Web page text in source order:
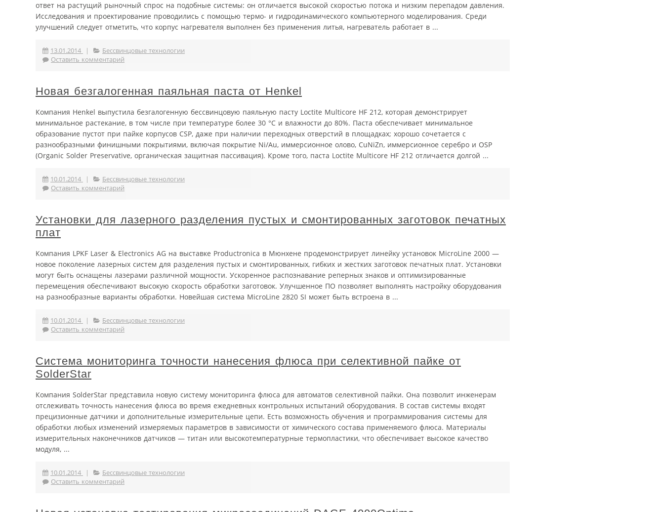
ответ на растущий рыночный спрос на подобные системы: он отличается высокой скоростью потока и низким перепадом давления.
Исследования и проектирование проводились с помощью термо- и гидродинамического компьютерного моделирования. Среди
улучшений следует отметить, что корпус нагревателя выполнен без применения литья, нагреватель работает в ...
13.01.2014 |
Бессвинцовые технологии
Оставить комментарий
Новая безгалогенная паяльная паста от Henkel
Компания Henkel выпустила безгалогенную бессвинцовую паяльную пасту Loctite Multicore HF 212, которая демонстрирует
минимальное растекание, в том числе при температуре более 30 °С и влажности до 80%. Паста обеспечивает минимальное
образование пустот при пайке корпусов CSP, даже при наличии переходных отверстий в площадках; хорошо сочетается с
разнообразными финишными покрытиями, включая покрытие Ni/Au, иммерсионное олово, CuNiZn, иммерсионное серебро и OSP
(Organic Solder Preservative, органическая защитная пассивация). Кроме того, паста Loctite Multicore HF 212 отличается долгой ...
10.01.2014 |
Бессвинцовые технологии
Оставить комментарий
Установки для лазерного разделения пустых и смонтированных заготовок печатных
плат
Компания LPKF Laser & Electronics AG на выставке Productronica в Мюнхене продемонстрирует линейку установок MicroLine 2000 —
новое поколение лазерных систем для разделения пустых и смонтированных, гибких и жестких заготовок печатных плат. Установки
могут быть оснащены лазерами различной мощности. Ускоренное распознавание реперных знаков и оптимизированные
перемещения обеспечивают высокую скорость обработки заготовок. Улучшенное ПО позволяет выполнять настройку оборудования
на разнообразные варианты обработки. Новейшая система MicroLine 2820 SI может быть встроена в ...
10.01.2014 |
Бессвинцовые технологии
Оставить комментарий
Система мониторинга точности нанесения флюса при селективной пайке от
SolderStar
Компания SolderStar представила новую систему мониторинга флюса для автоматов селективной пайки. Она позволит инженерам
отслеживать точность нанесения флюса во время ежедневных контрольных испытаний оборудования. В состав системы входят
прецизионные датчики и дополнительные измерительные цепи. Есть возможность обучения и программирования системы для
обработки любых изменений измеряемых параметров в зависимости от химического состава применяемого флюса. Материалы
измерительных наконечников датчиков — титан или высокотемпературные термопластики, что обеспечивает высокое качество
модуля, ...
10.01.2014 |
Бессвинцовые технологии
Оставить комментарий